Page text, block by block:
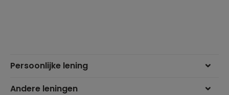
Persoonlijke lening
Andere leningen